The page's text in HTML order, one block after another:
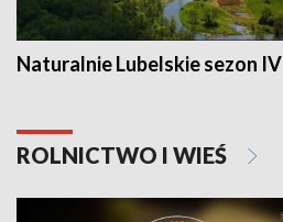
Naturalnie Lubelskie sezon IV
ROLNICTWO I WIEŚ